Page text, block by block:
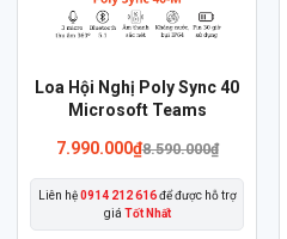
Loa Hội Nghị Poly Sync 40
Microsoft Teams
8.590.000₫
Giá
8.590.000₫.
7.990.000₫Giá
là:
7.990.000₫.
Liên hệ0914 212 616để được hỗ trợ
giá Tốt Nhất